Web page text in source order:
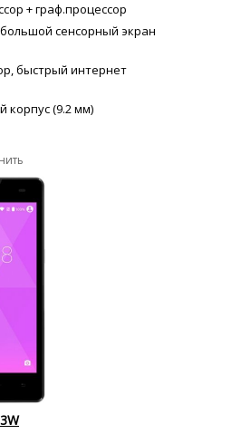
+ граф.процессор
сенсорный экран
быстрый интернет
корпус (9.2 мм)